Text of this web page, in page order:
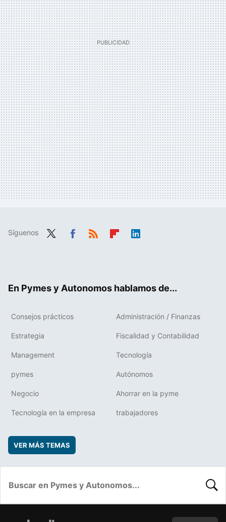
Síguenos
En Pymes y Autonomos hablamos de...
Consejos prácticos Administración / Finanzas
Estrategia Fiscalidad y Contabilidad
Management Tecnología
pymes Autónomos
Negocio Ahorrar en la pyme
Tecnología en la empresa trabajadores
VER MÁS TEMAS